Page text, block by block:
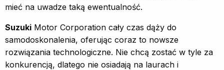
mieć na uwadze taką ewentualność.
Suzuki Motor Corporation cały czas dąży do
samodoskonalenia, oferując coraz to nowsze
rozwiązania technologiczne. Nie chcą zostać w tyle za
konkurencją, dlatego nie osiadają na laurach i